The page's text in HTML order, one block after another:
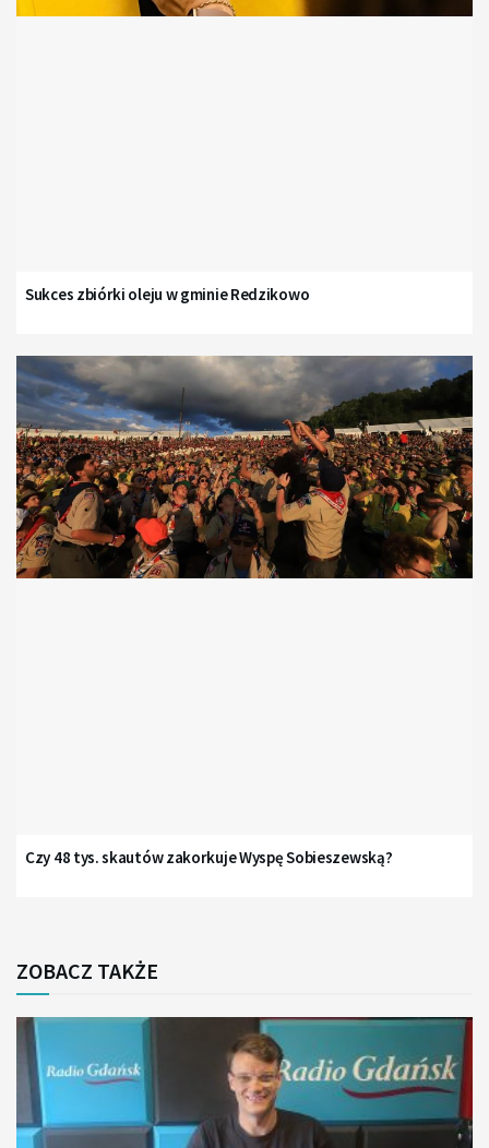
Sukces zbiórki oleju w gminie Redzikowo
Czy 48 tys. skautów zakorkuje Wyspę Sobieszewską?
ZOBACZ TAKŻE